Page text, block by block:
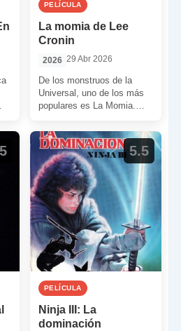
PELÍCULA
La momia de Lee
Cronin
2026 29 Abr 2026
De los monstruos de la
Universal, uno de los más
populares es La Momia.
cuenta con toda […]
5.5
PELÍCULA
Ninja III: La
dominación